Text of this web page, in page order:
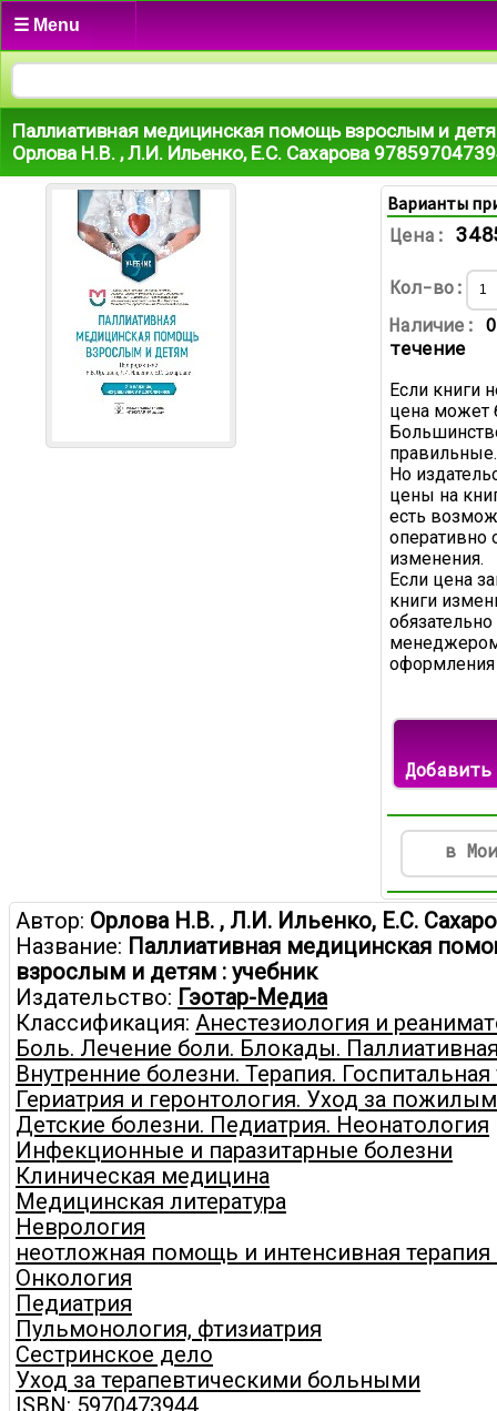
☰ Menu
Паллиативная медицинская помощь взрослым и
Орлова Н.В. , Л.И. Ильенко, Е.С. Сахарова
Варианты
Цена:
Кол-во:
Наличие:
течение
Если книги
цена может
правильные.
Но
цены на
есть
оперативно
изменения.
Если цена
книги
оформления
в
Автор: Орлова Н.В. , Л.И. Ильенко, Е.С.
Название: Паллиативная медицинская
взрослым и детям : учебник
Издательство: Гэотар-Медиа
Классификация: Анестезиология и
Боль. Лечение боли. Блокады.
Внутренние болезни. Терапия. Госпитальная
Гериатрия и геронтология. Уход за
Детские болезни. Педиатрия. Неонатология
Инфекционные и паразитарные болезни
Клиническая медицина
Медицинская литература
Неврология
неотложная помощь и интенсивная терапия
Онкология
Педиатрия
Пульмонология, фтизиатрия
Сестринское дело
Уход за терапевтическими больными
ISBN: 5970473944